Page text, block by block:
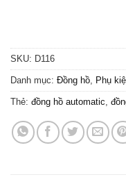
SKU: D116
Danh mục: Đồng hồ Phụ
Thẻ: đồng hồ automatic